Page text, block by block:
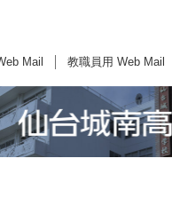
Mail 教職員用 Web Mail